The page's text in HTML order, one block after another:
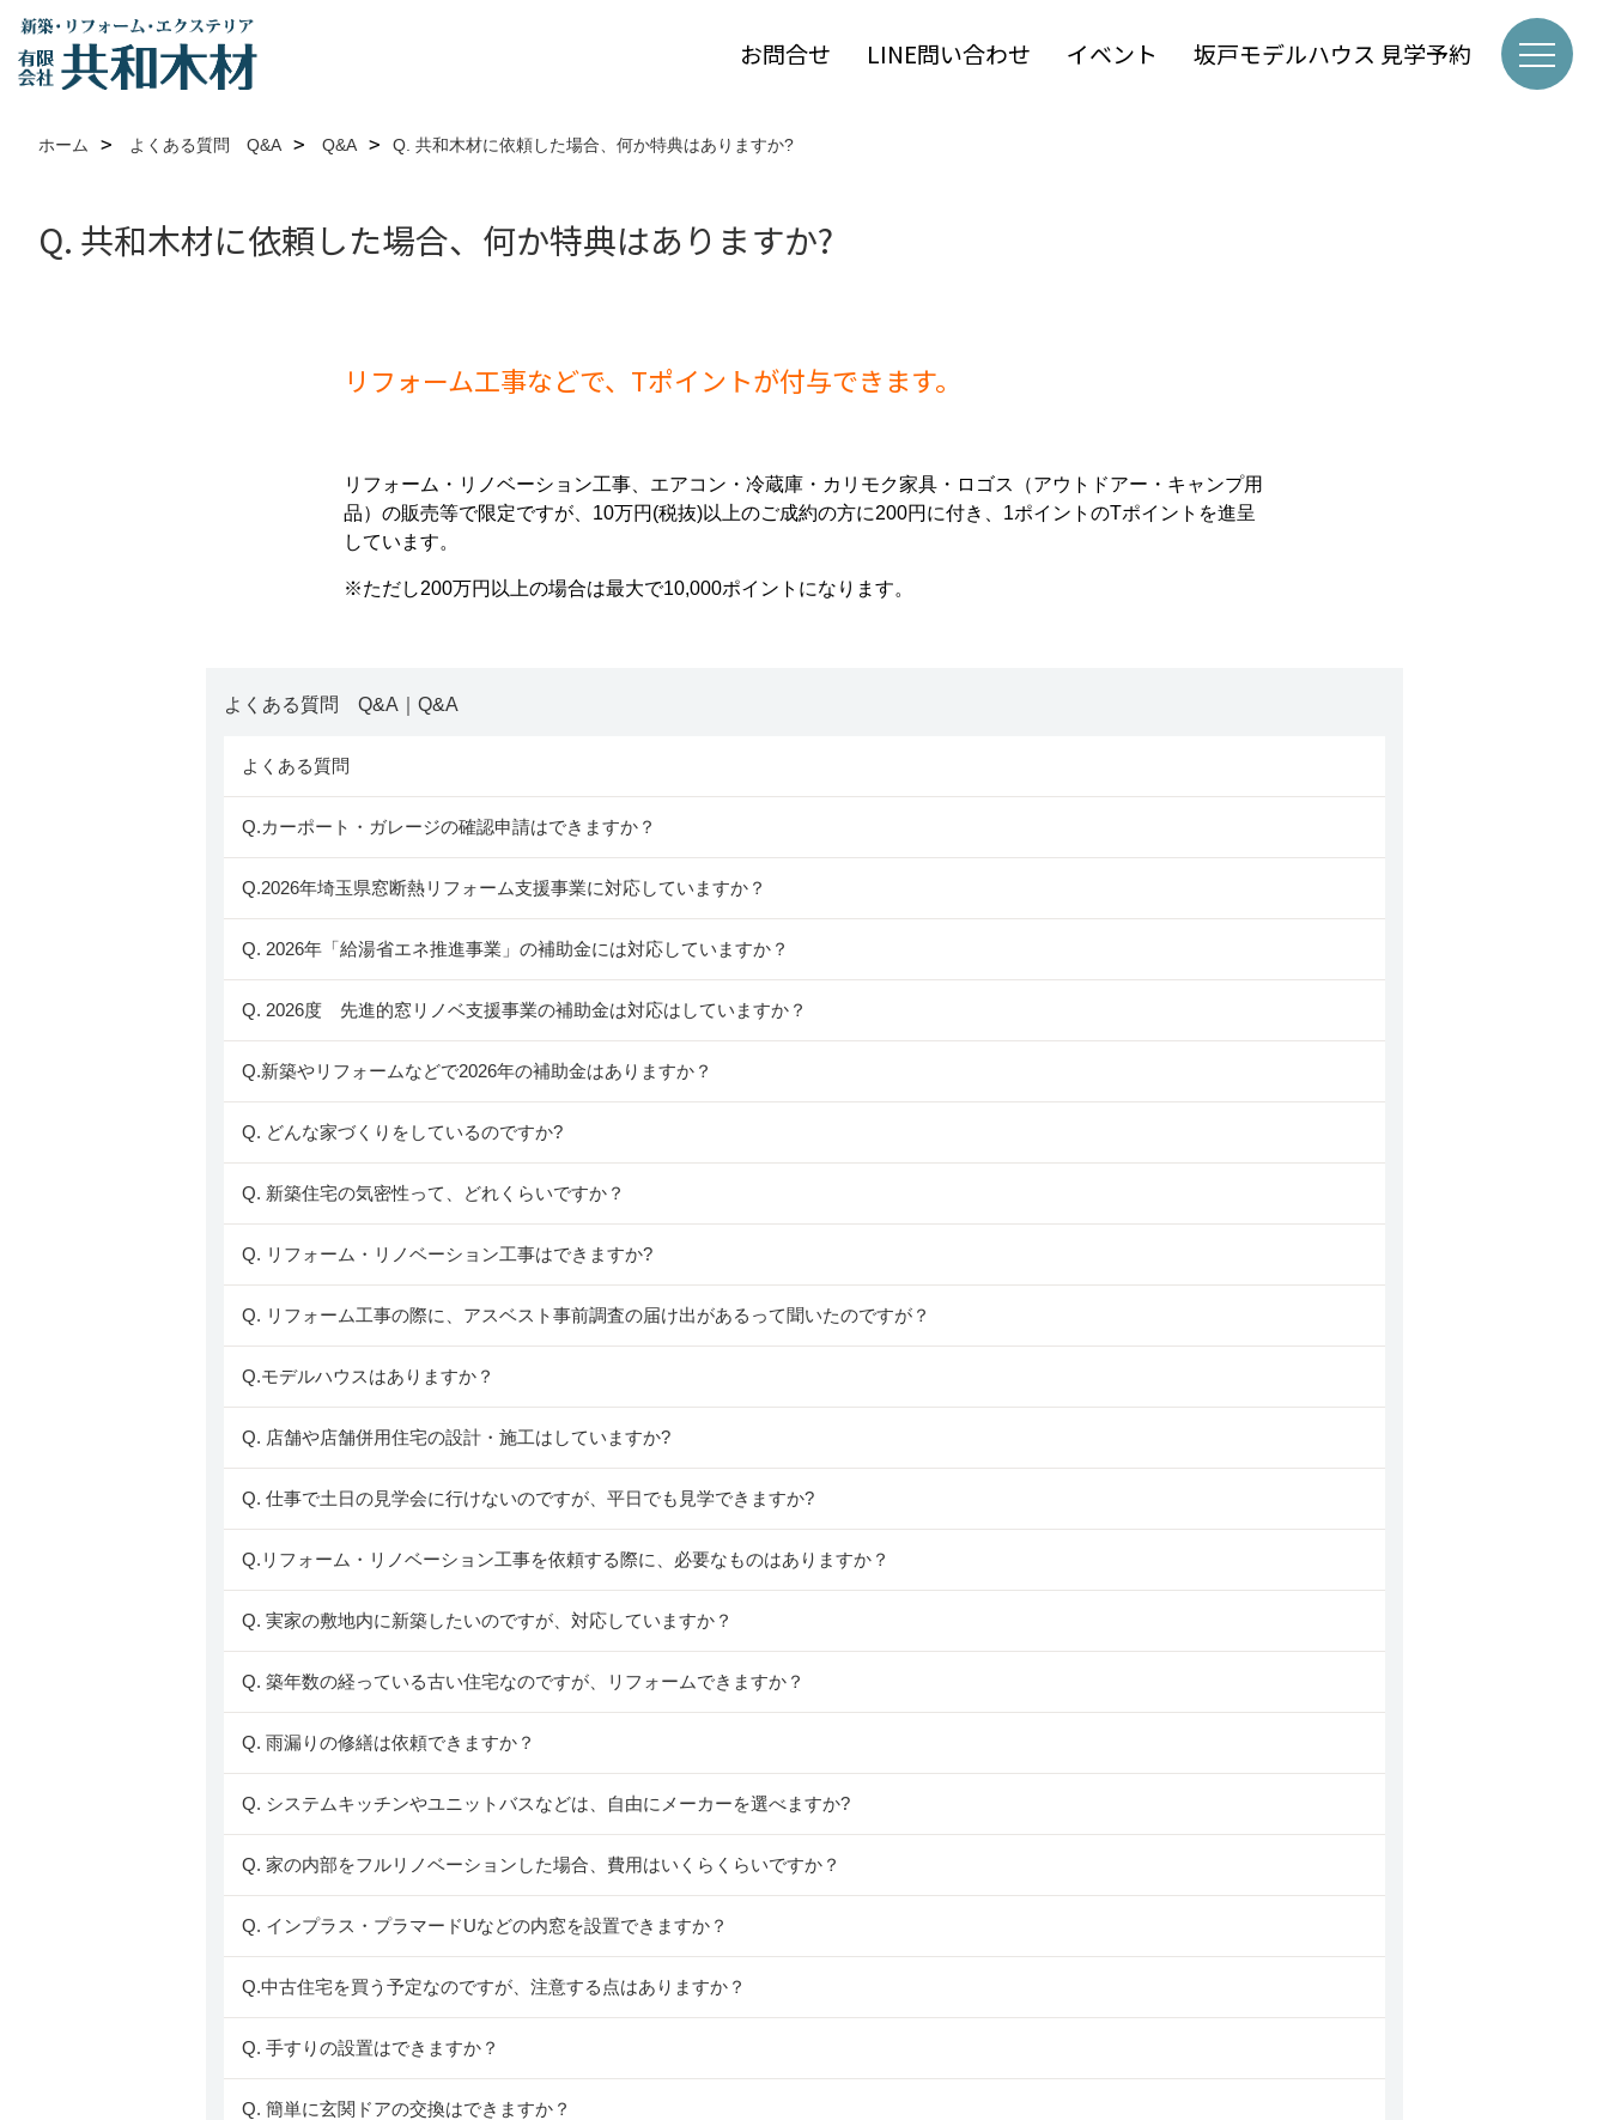
お問合せ LINE問い合わせ イベント 坂戸モデルハウス 見学予約
ホーム よくある質問 Q&A Q&A Q. 共和木材に依頼した場合、何か特典はありますか?
Q. 共和木材に依頼した場合、何か特典はありますか?
リフォーム工事などで、Tポイントが付与できます。
リフォーム・リノベーション工事、エアコン・冷蔵庫・カリモク家具・ロゴス（アウトドアー・キャンプ用
品）の販売等で限定ですが、10万円(税抜)以上のご成約の方に200円に付き、1ポイントのTポイントを進呈
しています。
※ただし200万円以上の場合は最大で10,000ポイントになります。
よくある質問 Q&A｜Q&A
よくある質問
Q.カーポート・ガレージの確認申請はできますか？
Q.2026年埼玉県窓断熱リフォーム支援事業に対応していますか？
Q. 2026年「給湯省エネ推進事業」の補助金には対応していますか？
Q. 2026度 先進的窓リノベ支援事業の補助金は対応はしていますか？
Q.新築やリフォームなどで2026年の補助金はありますか？
Q. どんな家づくりをしているのですか?
Q. 新築住宅の気密性って、どれくらいですか？
Q. リフォーム・リノベーション工事はできますか?
Q. リフォーム工事の際に、アスベスト事前調査の届け出があるって聞いたのですが？
Q.モデルハウスはありますか？
Q. 店舗や店舗併用住宅の設計・施工はしていますか?
Q. 仕事で土日の見学会に行けないのですが、平日でも見学できますか?
Q.リフォーム・リノベーション工事を依頼する際に、必要なものはありますか？
Q. 実家の敷地内に新築したいのですが、対応していますか？
Q. 築年数の経っている古い住宅なのですが、リフォームできますか？
Q. 雨漏りの修繕は依頼できますか？
Q. システムキッチンやユニットバスなどは、自由にメーカーを選べますか?
Q. 家の内部をフルリノベーションした場合、費用はいくらくらいですか？
Q. インプラス・プラマードUなどの内窓を設置できますか？
Q.中古住宅を買う予定なのですが、注意する点はありますか？
Q. 手すりの設置はできますか？
Q. 簡単に玄関ドアの交換はできますか？